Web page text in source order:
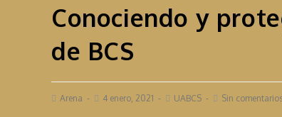
Conociendo y
de BCS
Arena 4 enero, 2021 UABCS Sin